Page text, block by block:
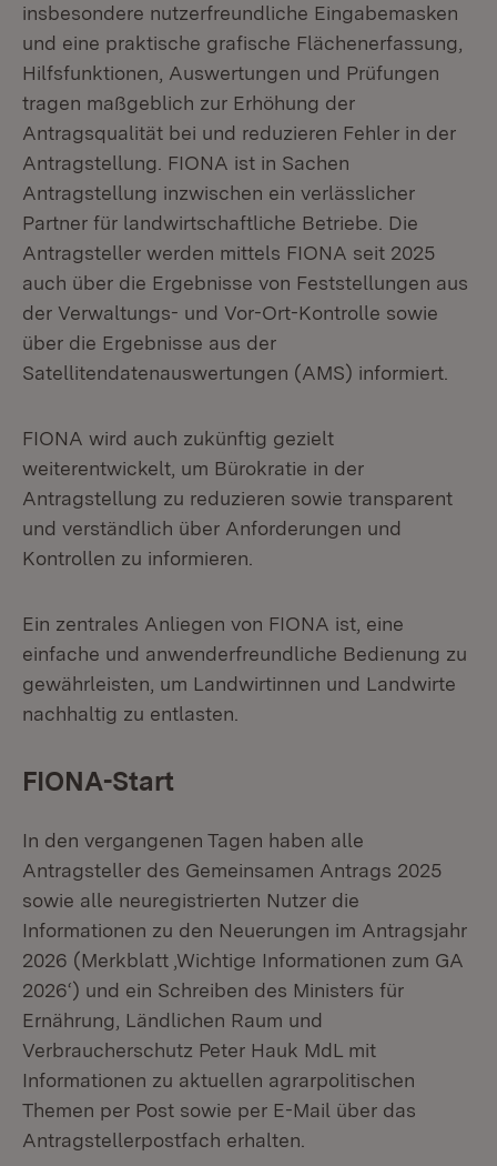
insbesondere nutzerfreundliche Eingabemasken
und eine praktische grafische Flächenerfassung,
Hilfsfunktionen, Auswertungen und Prüfungen
tragen maßgeblich zur Erhöhung der
Antragsqualität bei und reduzieren Fehler in der
Antragstellung. FIONA ist in Sachen
Antragstellung inzwischen ein verlässlicher
Partner für landwirtschaftliche Betriebe. Die
Antragsteller werden mittels FIONA seit 2025
auch über die Ergebnisse von Feststellungen aus
der Verwaltungs- und Vor-Ort-Kontrolle sowie
über die Ergebnisse aus der
Satellitendatenauswertungen (AMS) informiert.
FIONA wird auch zukünftig gezielt
weiterentwickelt, um Bürokratie in der
Antragstellung zu reduzieren sowie transparent
und verständlich über Anforderungen und
Kontrollen zu informieren.
Ein zentrales Anliegen von FIONA ist, eine
einfache und anwenderfreundliche Bedienung zu
gewährleisten, um Landwirtinnen und Landwirte
nachhaltig zu entlasten.
FIONA-Start
In den vergangenen Tagen haben alle
Antragsteller des Gemeinsamen Antrags 2025
sowie alle neuregistrierten Nutzer die
Informationen zu den Neuerungen im Antragsjahr
2026 (Merkblatt ‚Wichtige Informationen zum GA
2026‘) und ein Schreiben des Ministers für
Ernährung, Ländlichen Raum und
Verbraucherschutz Peter Hauk MdL mit
Informationen zu aktuellen agrarpolitischen
Themen per Post sowie per E-Mail über das
Antragstellerpostfach erhalten.